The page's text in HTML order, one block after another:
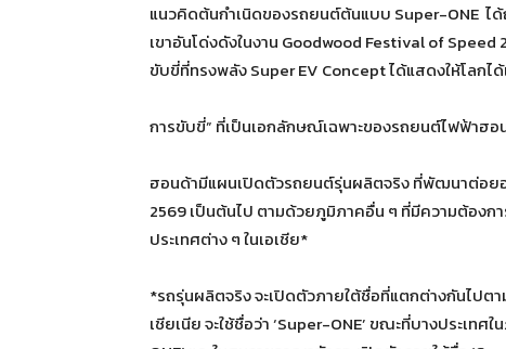
แนวคิดต้นกำเนิดของรถยนต์ต้นแบบ Super-ONE ไ
เขาอันโด่งดังในงาน Goodwood Festival of
ขับขี่ที่ทรงพลัง Super EV Concept ได้แสดงให้โลกไ
การขับขี่” ที่เป็นเอกลักษณ์เฉพาะของรถยนต์ไฟฟ้าฮอ
ฮอนด้ามีแผนเปิดตัวรถยนต์รุ่นผลิตจริง ที่พัฒนาต่อย
2569 เป็นต้นไป ตามด้วยภูมิภาคอื่น ๆ ที่มีความต้องก
ประเทศต่าง ๆ ในเอเชีย*
*รถรุ่นผลิตจริง จะเปิดตัวภายใต้ชื่อที่แตกต่างกันไปต
เชียเนีย จะใช้ชื่อว่า ‘Super-ONE’ ขณะที่บางประเทศ